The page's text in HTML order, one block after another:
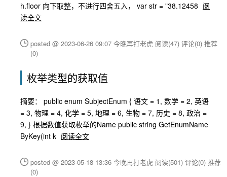
h.floor 向下取整，不进行四舍五入， var str = "38.12458 阅
读全文
posted @ 2023-06-26 09:07 今晚再打老虎 阅读(47) 评论(0) 推荐
(0)
枚举类型的获取值
摘要： public enum SubjectEnum { 语文 = 1, 数学 = 2, 英语
= 3, 物理 = 4, 化学 = 5, 地理 = 6, 生物 = 7, 历史 = 8, 政治 =
9, } 根据数值获取枚举的Name public string GetEnumName
ByKey(int k 阅读全文
posted @ 2023-05-18 13:36 今晚再打老虎 阅读(501) 评论(0) 推荐
(0)